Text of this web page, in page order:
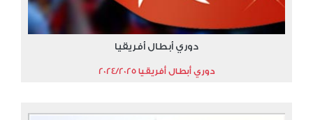
دوري أبطال أفريقيا
دوري أبطال أفريقيا 2024/2025